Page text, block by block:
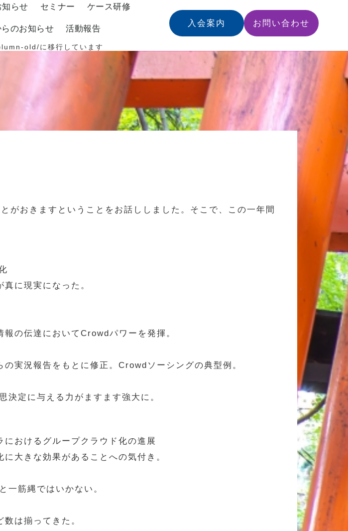
知らせ セミナー ケース研修
のお知らせ 活動報告
old/ に移行しています
入会案内 お問い合わせ
おきますということをお話ししました。そこで、この一年間
に現実になった。
の伝達においてCrowdパワーを発揮。
実況報告をもとに修正。Crowdソーシングの典型例。
定に与える力がますます強大に。
おけるグループクラウド化の進展
大きな効果があることへの気付き。
筋縄ではいかない。
は揃ってきた。